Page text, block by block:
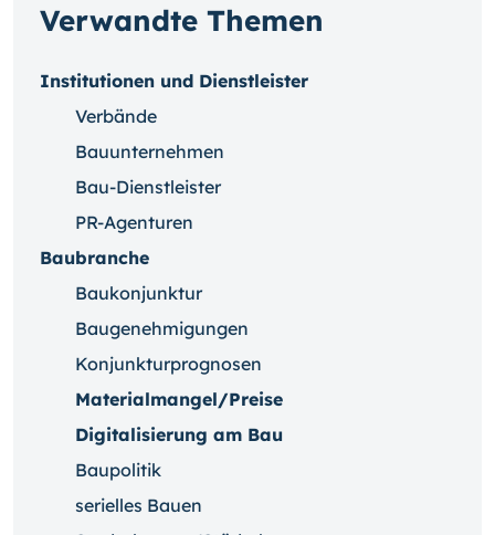
Verwandte Themen
Institutionen und Dienstleister
Verbände
Bauunternehmen
Bau-Dienstleister
PR-Agenturen
Baubranche
Baukonjunktur
Baugenehmigungen
Konjunkturprognosen
Materialmangel/Preise
Digitalisierung am Bau
Baupolitik
serielles Bauen